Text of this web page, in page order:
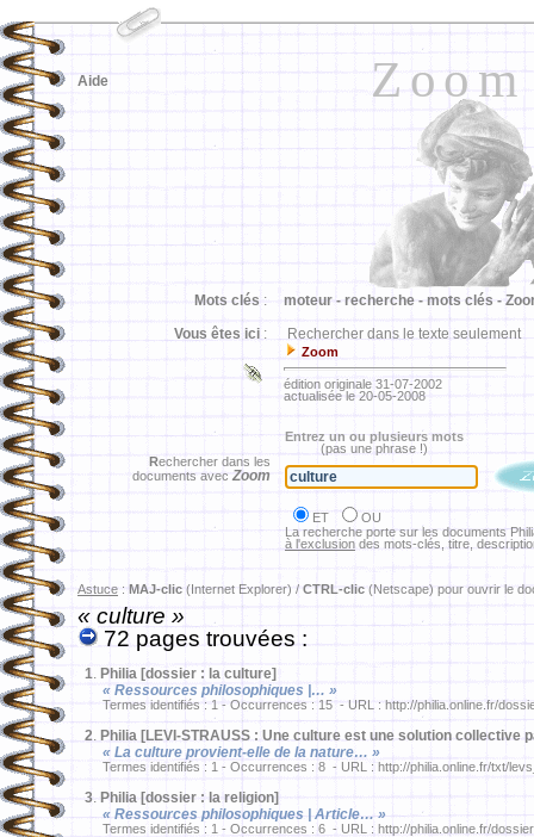
Zoom
Aide
Mots clés : moteur - recherche - mots clés -
Vous êtes ici : Rechercher dans le texte seulement
Zoom
édition originale 31-07-2002
actualisée le 20-05-2008
Rechercher dans les
documents avec Zoom
Entrez un ou plusieurs mots
(pas une phrase !)
ET
OU
La recherche porte sur les documents
à l'exclusion des mots-clés, titre,
Astuce : MAJ-clic (Internet Explorer) / CTRL-clic (Netscape) pour ouvrir le
« culture »
72 pages trouvées :
1. Philia [dossier : la culture]
« Ressources philosophiques |… »
Termes identifiés : 1 - Occurrences : 15 - URL : http://philia.online.fr/
2. Philia [LEVI-STRAUSS : Une culture est une solution collective
« La culture provient-elle de la nature… »
Termes identifiés : 1 - Occurrences : 8 - URL : http://philia.online.fr/txt/
3. Philia [dossier : la religion]
« Ressources philosophiques | Article… »
Termes identifiés : 1 - Occurrences : 6 - URL : http://philia.online.fr/